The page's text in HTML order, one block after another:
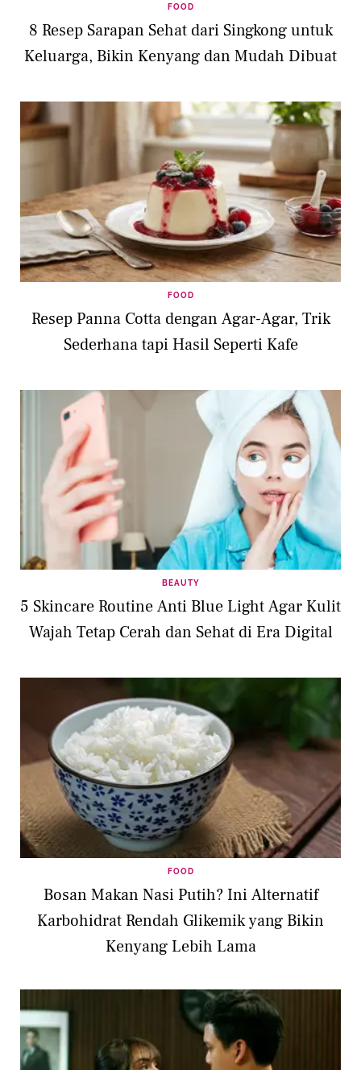
FOOD
8 Resep Sarapan Sehat dari Singkong untuk
Keluarga, Bikin Kenyang dan Mudah Dibuat
FOOD
Resep Panna Cotta dengan Agar-Agar, Trik
Sederhana tapi Hasil Seperti Kafe
BEAUTY
5 Skincare Routine Anti Blue Light Agar Kulit
Wajah Tetap Cerah dan Sehat di Era Digital
FOOD
Bosan Makan Nasi Putih? Ini Alternatif
Karbohidrat Rendah Glikemik yang Bikin
Kenyang Lebih Lama